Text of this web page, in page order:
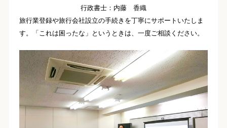
行政書士：内藤 香織
旅行業登録や旅行会社設立の手続きを丁寧にサポートいたしま
す。「これは困ったな」というときは、一度ご相談ください。